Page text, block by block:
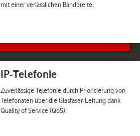
mit einer verlässlichen Bandbreite.
IP-Telefonie
Zuverlässige Telefonie durch Priorisierung von
Telefonaten über die Glasfaser-Leitung dank
Quality of Service (QoS).